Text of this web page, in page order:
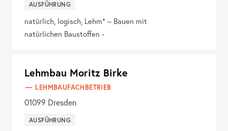
AUSFÜHRUNG
natürlich, logisch, Lehm* – Bauen mit
natürlichen Baustoffen -
Lehmbau Moritz Birke
LEHMBAUFACHBETRIEB
01099 Dresden
AUSFÜHRUNG